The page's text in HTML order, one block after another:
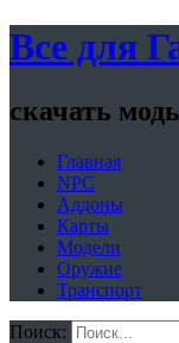
Все для
скачать
Главная
NPC
Аддоны
Карты
Модели
Оружие
Транспорт
Поиск: